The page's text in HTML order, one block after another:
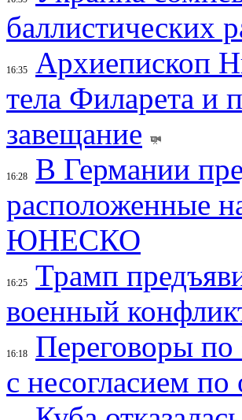
баллистических
16:35
Архиепископ
тела Филарета и
завещание
16:28
В Германии
расположенные
ЮНЕСКО
16:25
Трамп
военный
16:18
Переговоры по
с несогласием